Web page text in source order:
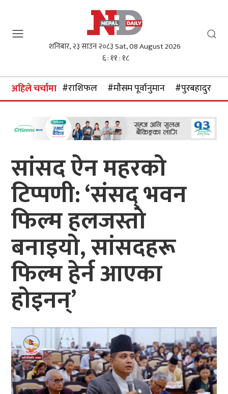
शनिबार, २३ साउन २०८३Sat, 08 August 2026
६ : ११ : १९
अहिले चर्चामा #राशिफल #माैसम पूर्वानुमान #पुरबहादुर
सांसद ऐन महरको
टिप्पणी: ‘संसद् भवन
फिल्म हलजस्तो
बनाइयो, सांसदहरू
फिल्म हेर्न आएका
होइनन्’